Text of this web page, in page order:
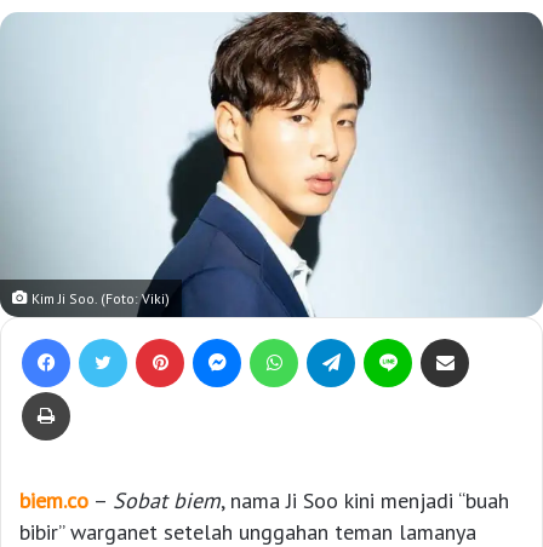
Kim Ji Soo. (Foto: Viki)
biem.co – Sobat biem, nama Ji Soo kini menjadi “buah
bibir” warganet setelah unggahan teman lamanya